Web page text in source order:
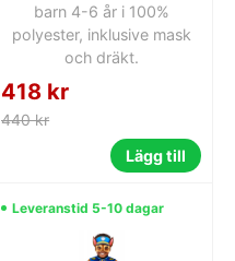
barn 4-6 år i 100%
polyester, inklusive mask
och dräkt.
418 kr
440 kr
Lägg till
Leveranstid 5-10 dagar